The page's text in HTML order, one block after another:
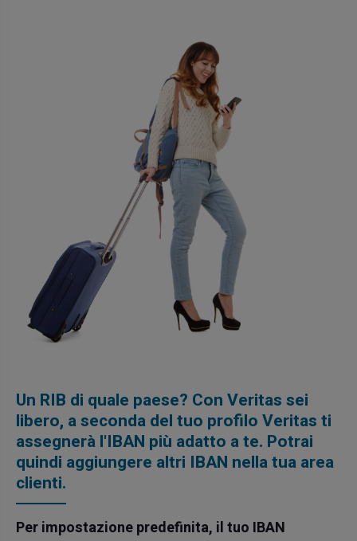
Un RIB di quale paese? Con Veritas sei
libero, a seconda del tuo profilo Veritas ti
assegnerà l'IBAN più adatto a te. Potrai
quindi aggiungere altri IBAN nella tua area
clienti.
Per impostazione predefinita, il tuo IBAN